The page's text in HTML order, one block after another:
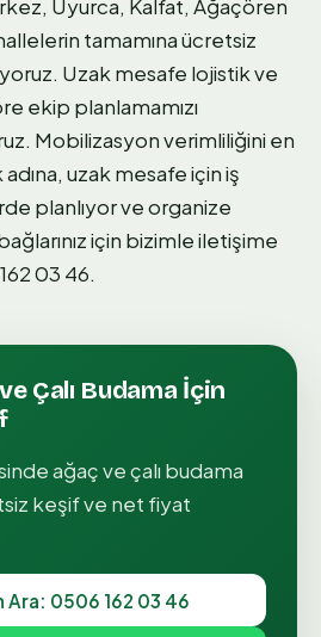
Uyurca, Kalfat, Ağaçören
tamamına ücretsiz
Uzak mesafe lojistik ve
ekip planlamamızı
Mobilizasyon verimliliğini en
uzak mesafe için iş
planlıyor ve organize
için bizimle iletişime
03 46.
Çalı Budamaİçin
ağaç ve çalı budama
keşif ve net fiyat
Ara: 0506 162 03 46